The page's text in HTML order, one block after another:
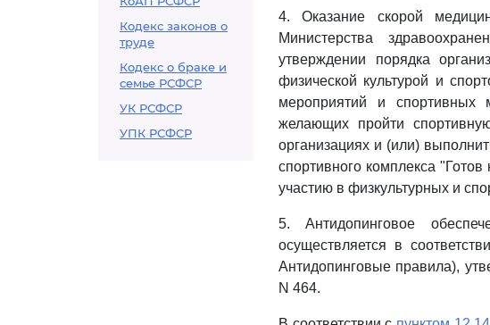
Кодекс законов о
труде
Кодекс о браке и
семье РСФСР
УК РСФСР
УПК РСФСР
4. Оказание скорой
Министерства
утверждении порядка
физической культурой и
мероприятий и спортивных
желающих пройти
организациях и (или)
спортивного комплекса
участию в физкультурных и
5. Антидопинговое
осуществляется в
Антидопинговые правила),
N 464.